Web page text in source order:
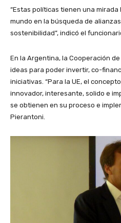
“Estas políticas tienen una
mundo en la búsqueda de
sostenibilidad”, indicó el
En la Argentina, la Cooperación
ideas para poder invertir, co-
iniciativas. “Para la UE, el
innovador, interesante, solido e
se obtienen en su proceso e
Pierantoni.